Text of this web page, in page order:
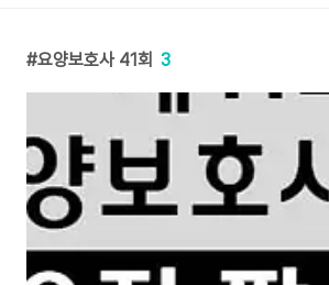
요양보호사 41회 3